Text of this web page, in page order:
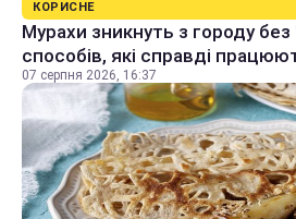
КОРИСНЕ
Мурахи зникнуть з городу без
способів, які справді
07 серпня 2026, 16:37